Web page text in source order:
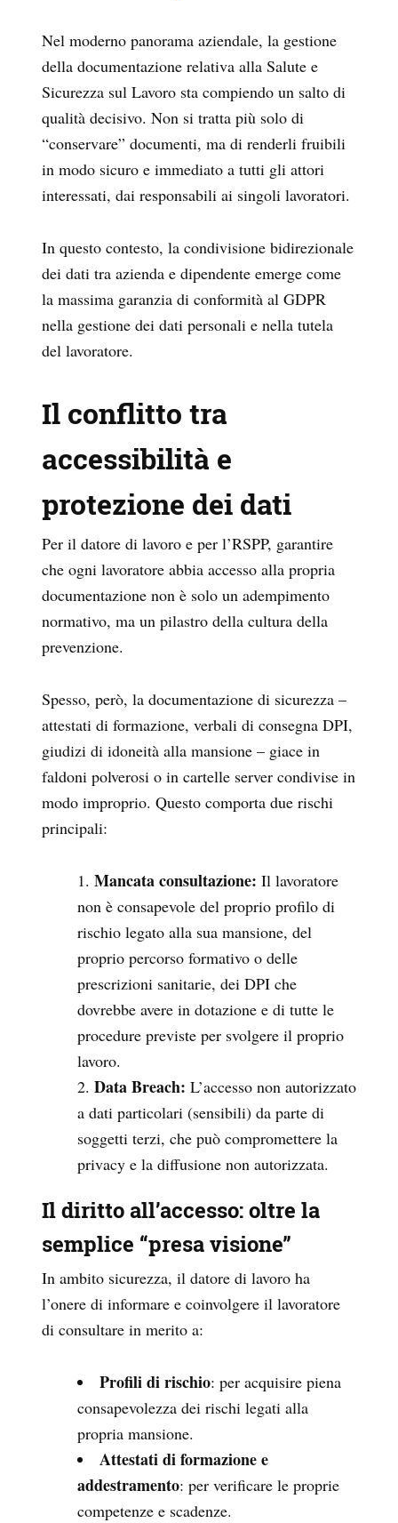
Nel moderno panorama aziendale, la gestione
della documentazione relativa alla Salute e
Sicurezza sul Lavoro sta compiendo un salto di
qualità decisivo. Non si tratta più solo di
“conservare” documenti, ma di renderli fruibili
in modo sicuro e immediato a tutti gli attori
interessati, dai responsabili ai singoli lavoratori.
In questo contesto, la condivisione bidirezionale
dei dati tra azienda e dipendente emerge come
la massima garanzia di conformità al GDPR
nella gestione dei dati personali e nella tutela
del lavoratore.
Il conflitto tra
accessibilità e
protezione dei dati
Per il datore di lavoro e per l’RSPP, garantire
che ogni lavoratore abbia accesso alla propria
documentazione non è solo un adempimento
normativo, ma un pilastro della cultura della
prevenzione.
Spesso, però, la documentazione di sicurezza –
attestati di formazione, verbali di consegna DPI,
giudizi di idoneità alla mansione – giace in
faldoni polverosi o in cartelle server condivise in
modo improprio. Questo comporta due rischi
principali:
Mancata consultazione: Il lavoratore
non è consapevole del proprio profilo di
rischio legato alla sua mansione, del
proprio percorso formativo o delle
prescrizioni sanitarie, dei DPI che
dovrebbe avere in dotazione e di tutte le
procedure previste per svolgere il proprio
lavoro.
Data Breach: L’accesso non autorizzato
a dati particolari (sensibili) da parte di
soggetti terzi, che può compromettere la
privacy e la diffusione non autorizzata.
Il diritto all’accesso: oltre la
semplice “presa visione”
In ambito sicurezza, il datore di lavoro ha
l’onere di informare e coinvolgere il lavoratore
di consultare in merito a:
Profili di rischio: per acquisire piena
consapevolezza dei rischi legati alla
propria mansione.
Attestati di formazione e
addestramento: per verificare le proprie
competenze e scadenze.